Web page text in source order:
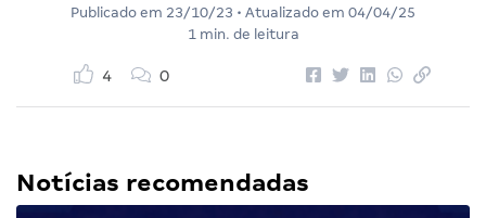
Publicado em 23/10/23 • Atualizado em 04/04/25
1 min. de leitura
4 0
Notícias recomendadas